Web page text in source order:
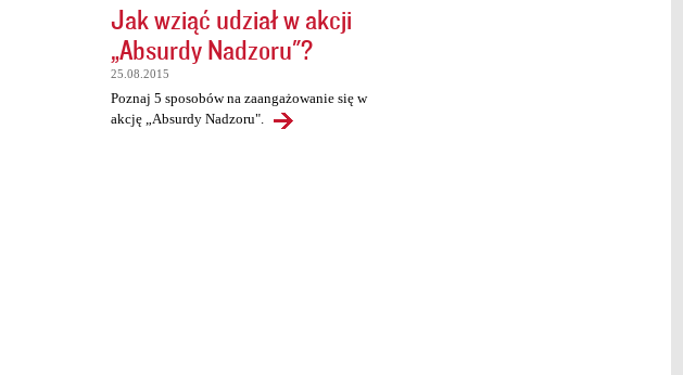
Jak wziąć udział w akcji
„Absurdy Nadzoru"?
25.08.2015
Poznaj 5 sposobów na zaangażowanie się w
akcję „Absurdy Nadzoru".